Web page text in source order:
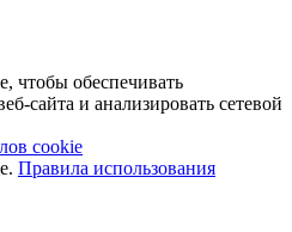
чтобы обеспечивать
сайта и анализировать сетевой
cookie
Правила использования